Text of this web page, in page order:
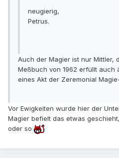
neugierig,
Petrus.
Auch der Magier ist nur Mittler,
Meßbuch von 1962 erfüllt auch
eines Akt der Zeremonial
Vor Ewigkeiten wurde hier der
Magier befielt das etwas
oder so